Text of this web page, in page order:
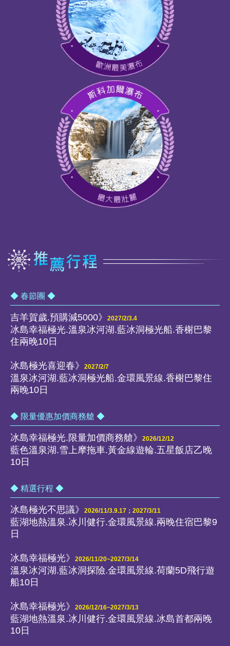
◆ 春節團 ◆
吉羊賀歲.預購減5000》 2027/2/3.4
冰島幸福極光.溫泉冰河湖.藍冰洞極光船.香榭巴黎
住兩晚10日
冰島極光喜迎春》 2027/2/7
溫泉冰河湖.藍冰洞極光船.金環風景線.香榭巴黎住
兩晚10日
◆ 限量優惠加價商務艙 ◆
冰島幸福極光.限量加價商務艙》 2026/12/12
藍色溫泉湖.雪上摩拖車.黃金線遊輪.五星飯店乙晚
10日
◆ 精選行程 ◆
冰島極光不思議》 2026/11/3.9.17；2027/3/11
藍湖地熱溫泉.冰川健行.金環風景線.兩晚住宿巴黎9
日
冰島幸福極光》 2026/11/20~2027/3/14
溫泉冰河湖.藍冰洞探險.金環風景線.荷蘭5D飛行遊
船10日
冰島幸福極光》 2026/12/16~2027/3/13
藍湖地熱溫泉.冰川健行.金環風景線.冰島首都兩晚
10日